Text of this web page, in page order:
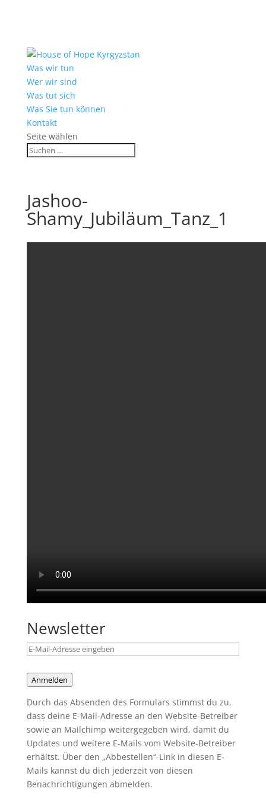
Was wir tun
Wer wir sind
Was tut sich
Was Sie tun können
Kontakt
Seite wählen
Jashoo-
Shamy_Jubiläum_Tanz_1
Newsletter
Anmelden
Durch das Absenden des Formulars stimmst du zu,
dass deine E-Mail-Adresse an den Website-Betreiber
sowie an Mailchimp weitergegeben wird, damit du
Updates und weitere E-Mails vom Website-Betreiber
erhältst. Über den „Abbestellen“-Link in diesen E-
Mails kannst du dich jederzeit von diesen
Benachrichtigungen abmelden.